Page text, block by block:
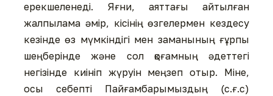
ерекшеленеді. Яғни, аяттағы айтылған
жалпылама әмір, кісінің өзгелермен кездесу
кезінде өз мүмкіндігі мен заманының ғұрпы
шеңберінде және сол қоғамның әдеттегі
негізінде киініп жүруін меңзеп отыр. Міне,
осы себепті Пайғамбарымыздың (с.ғ.с)